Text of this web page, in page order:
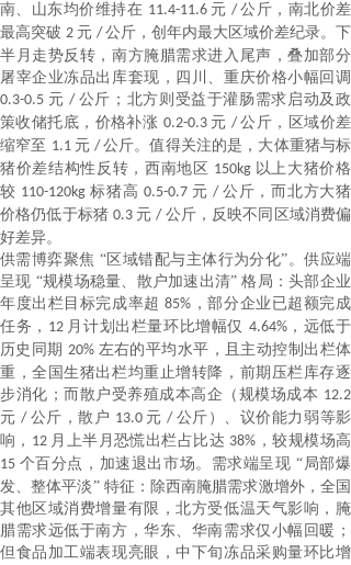
南、山东均价维持在 11.4-11.6 元 /公斤，南北价差
最高突破 2 元 / 公斤，创年内最大区域价差纪录。下
半月走势反转，南方腌腊需求进入尾声，叠加部分
屠宰企业冻品出库套现，四川、重庆价格小幅回调
0.3-0.5 元 / 公斤；北方则受益于灌肠需求启动及政
策收储托底，价格补涨 0.2-0.3 元/公斤，区域价差
缩窄至 1.1 元 /公斤。值得关注的是，大体重猪与标
猪价差结构性反转，西南地区 150kg 以上大猪价格
较 110-120kg标猪高0.5-0.7 元/ 公斤，而北方大猪
价格仍低于标猪0.3 元/ 公斤，反映不同区域消费偏
好差异。
供需博弈聚焦 “区域错配与主体行为分化”。供应端
呈现 “规模场稳量、散户加速出清” 格局：头部企业
年度出栏目标完成率超85% ，部分企业已超额完成
任务， 12 月计划出栏量环比增幅仅 4.64%，远低于
历史同期20% 左右的平均水平，且主动控制出栏体
重，全国生猪出栏均重止增转降，前期压栏库存逐
步消化；而散户受养殖成本高企（规模场成本 12.2
元/ 公斤，散户 13.0 元/ 公斤）、议价能力弱等影
响， 12 月上半月恐慌出栏占比达 38% ，较规模场高
15 个百分点，加速退出市场。需求端呈现 “局部爆
发、整体平淡” 特征：除西南腌腊需求激增外，全国
其他区域消费增量有限，北方受低温天气影响，腌
腊需求远低于南方，华东、华南需求仅小幅回暖；
但食品加工端表现亮眼，中下旬冻品采购量环比增